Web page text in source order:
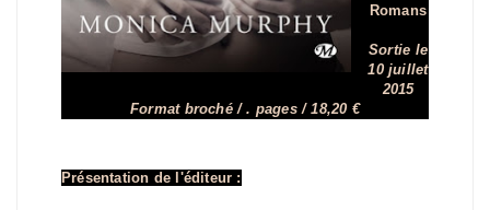
Romans
Sortie le
10 juillet
2015
Format broché / . pages / 18,20 €
Présentation de l'éditeur :